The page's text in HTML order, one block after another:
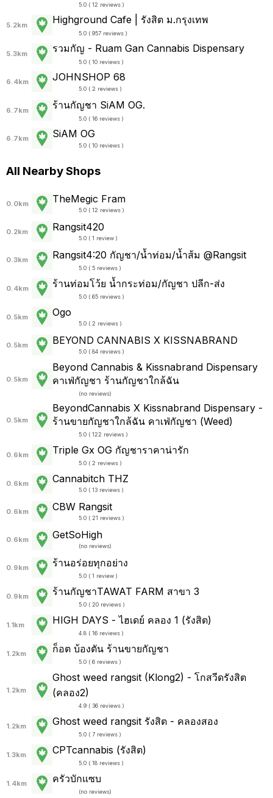
5.0 ( 12 reviews )
5.2km Highground Cafe | รังสิต ม.กรุงเทพ
5.0 ( 957 reviews )
5.3km รวมกัญ - Ruam Gan Cannabis Dispensary
5.0 ( 10 reviews )
6.4km JOHNSHOP 68
5.0 ( 2 reviews )
6.7km ร้านกัญชา SiAM OG.
5.0 ( 16 reviews )
6.7km SiAM OG
5.0 ( 10 reviews )
All Nearby Shops
0.0km TheMegic Fram
5.0 ( 12 reviews )
0.2km Rangsit420
5.0 ( 1 review )
0.3km Rangsit4:20 กัญชา/น้ำท่อม/น้ำส้ม @Rangsit
5.0 ( 5 reviews )
0.4km ร้านท่อมโว้ย น้ำกระท่อม/กัญชา ปลีก-ส่ง
5.0 ( 65 reviews )
0.5km Ogo
5.0 ( 2 reviews )
0.5km BEYOND CANNABIS X KISSNABRAND
5.0 ( 84 reviews )
0.5km
Beyond Cannabis & Kissnabrand Dispensary
คาเฟ่กัญชา ร้านกัญชาใกล้ฉัน
(no reviews)
0.5km
BeyondCannabis X Kissnabrand Dispensary -
ร้านขายกัญชาใกล้ฉัน คาเฟ่กัญชา (Weed)
5.0 ( 122 reviews )
0.6km Triple Gx OG กัญชาราคาน่ารัก
5.0 ( 2 reviews )
0.6km Cannabitch THZ
5.0 ( 13 reviews )
0.6km CBW Rangsit
5.0 ( 21 reviews )
0.6km GetSoHigh
(no reviews)
0.9km ร้านอร่อยทุกอย่าง
5.0 ( 1 review )
0.9km ร้านกัญชาTAWAT FARM สาขา 3
5.0 ( 20 reviews )
1.1km HIGH DAYS - ไฮเดย์ คลอง 1 (รังสิต)
4.8 ( 16 reviews )
1.2km ก็อต บ้องตัน ร้านขายกัญชา
5.0 ( 6 reviews )
1.2km
Ghost weed rangsit (Klong2) - โกสวีดรังสิต
(คลอง2)
4.9 ( 36 reviews )
1.2km Ghost weed rangsit รังสิต - คลองสอง
5.0 ( 7 reviews )
1.3km CPTcannabis (รังสิต)
5.0 ( 18 reviews )
1.4km ครัวบักแซบ
(no reviews)